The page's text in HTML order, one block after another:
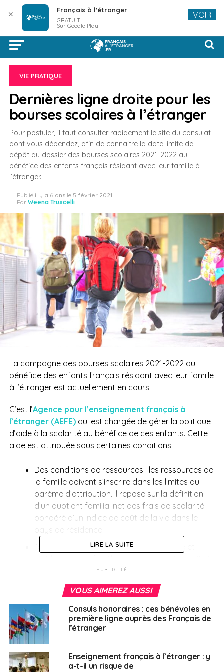
VIE PRATIQUE
Dernières ligne droite pour les
bourses scolaires à l’étranger
Pour postuler, il faut consulter rapidement le site du consulat
dont vous dépendez, afin de connaitre la date limite de
dépôt du dossier des bourses scolaires 2021-2022 au
bénéfice des enfants français résidant avec leur famille à
l’étranger.
Publié il y a 6 ans le 5 février 2021
Par Weena Truscelli
La campagne des bourses scolaires 2021-2022 au
bénéfice des enfants français résidant avec leur famille
à l’étranger est actuellement en cours.
C’est l’Agence pour l’enseignement français à
l’étranger (AEFE)qui est chargée de gérer la politique
d’aide à la scolarité au bénéfice de ces enfants. Cette
aide est attribuée sous certaines conditions :
Des conditions de ressources : les ressources de
la famille doivent s’inscrire dans les limites du
barème d’attribution. Il repose sur la définition
d’un quotient familial net des frais de scolarité
pondéré d’un indice de coût de la vie dans le
l’enfant doit avoir la nationalité française et
l’établissement fréquenté
il doit être inscrit, ainsi que le parent demandeur
de la bourse, au registre des Français établis
hors de France tenu par le consulat de son lieu
de résidence
cours de l’année civile de la rentrée scolaire et
doit fréquenter un établissement homologué par
LIRE LA SUITE
PUBLICITÉ
VOUS AIMEREZ AUSSI
Consuls honoraires : ces bénévoles en
première ligne auprès des Français de
l’étranger
Enseignement français à l’étranger : y
a-t-il un risque de
✕ Français à l'étranger
GRATUIT
Sur Google Play
VOIR